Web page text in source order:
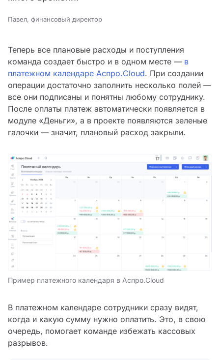
Павел, финансовый директор
Теперь все плановые расходы и поступления
команда создает быстро и в одном месте — в
платежном календаре Аспро.Cloud. При создании
операции достаточно заполнить несколько полей —
все они подписаны и понятны любому сотруднику.
После оплаты платеж автоматически появляется в
модуле «Деньги», а в проекте появляются зеленые
галочки — значит, плановый расход закрыли.
Пример платежного календаря в Аспро.Cloud
В платежном календаре сотрудники сразу видят,
когда и какую сумму нужно оплатить. Это, в свою
очередь, помогает команде избежать кассовых
разрывов.